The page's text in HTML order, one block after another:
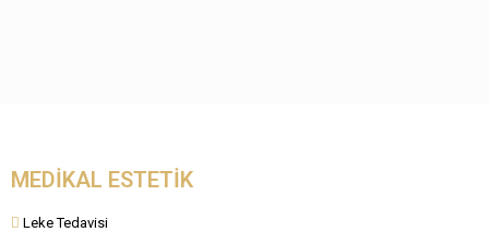
MEDİKAL ESTETİK
Leke Tedavisi